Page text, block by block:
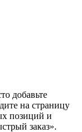
добавьте
на страницу
позиций и
заказ».